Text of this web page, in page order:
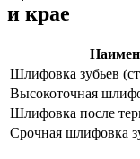
и крае
Шлифовка зубьев
Высокоточная
Шлифовка после
Срочная шлифовка